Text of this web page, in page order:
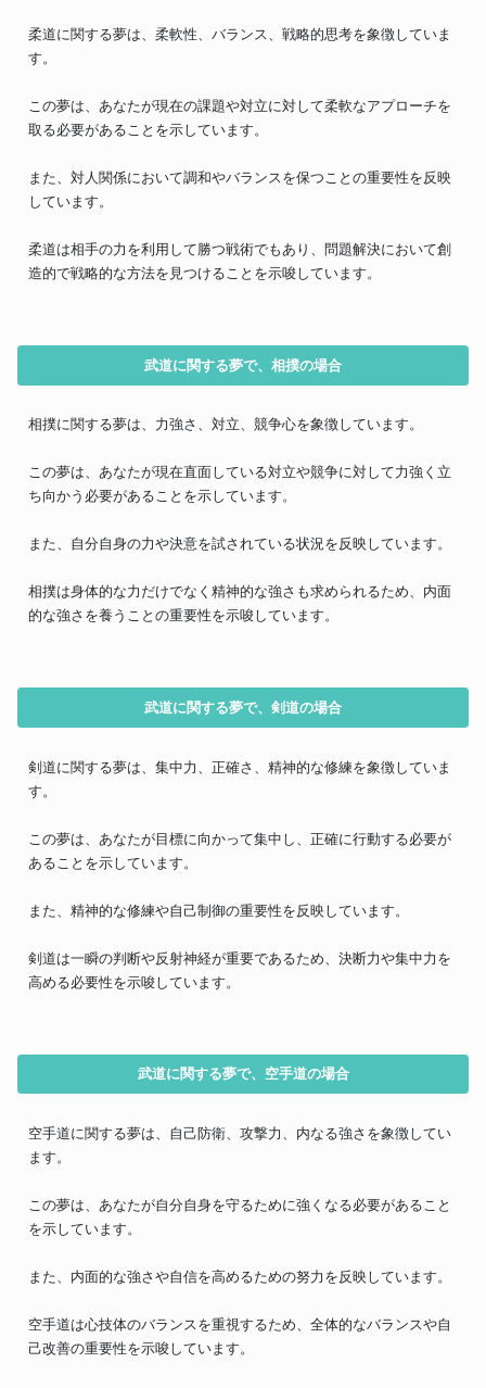
柔道に関する夢は、柔軟性、バランス、戦略的思考を象徴していま
す。
この夢は、あなたが現在の課題や対立に対して柔軟なアプローチを
取る必要があることを示しています。
また、対人関係において調和やバランスを保つことの重要性を反映
しています。
柔道は相手の力を利用して勝つ戦術でもあり、問題解決において創
造的で戦略的な方法を見つけることを示唆しています。
武道に関する夢で、相撲の場合
相撲に関する夢は、力強さ、対立、競争心を象徴しています。
この夢は、あなたが現在直面している対立や競争に対して力強く立
ち向かう必要があることを示しています。
また、自分自身の力や決意を試されている状況を反映しています。
相撲は身体的な力だけでなく精神的な強さも求められるため、内面
的な強さを養うことの重要性を示唆しています。
武道に関する夢で、剣道の場合
剣道に関する夢は、集中力、正確さ、精神的な修練を象徴していま
す。
この夢は、あなたが目標に向かって集中し、正確に行動する必要が
あることを示しています。
また、精神的な修練や自己制御の重要性を反映しています。
剣道は一瞬の判断や反射神経が重要であるため、決断力や集中力を
高める必要性を示唆しています。
武道に関する夢で、空手道の場合
空手道に関する夢は、自己防衛、攻撃力、内なる強さを象徴してい
ます。
この夢は、あなたが自分自身を守るために強くなる必要があること
を示しています。
また、内面的な強さや自信を高めるための努力を反映しています。
空手道は心技体のバランスを重視するため、全体的なバランスや自
己改善の重要性を示唆しています。